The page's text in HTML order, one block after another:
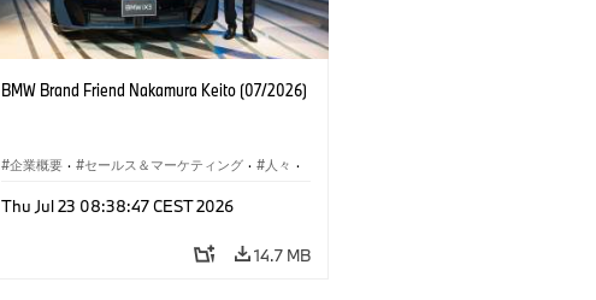
BMW Brand Friend Nakamura Keito (07/2026)
企業概要 · セールス＆マーケティング · 人々 ·
Thu Jul 23 08:38:47 CEST 2026
14.7 MB